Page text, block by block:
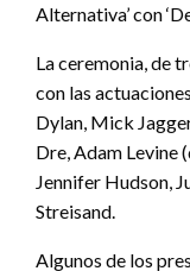
Alternativa’ con
La ceremonia, de
con las
Dylan, Mick
Dre, Adam Levine
Jennifer Hudson,
Streisand.
Algunos de los